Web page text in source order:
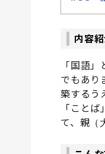
内容
「国語
でもあり
築するう
「こと
て、親（